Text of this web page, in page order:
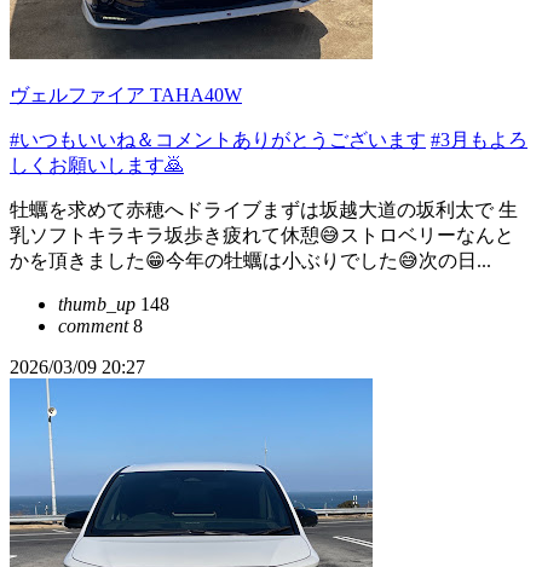
ヴェルファイア TAHA40W
#いつもいいね＆コメントありがとうございます #3月もよろ
しくお願いします🙇
牡蠣を求めて赤穂へドライブまずは坂越大道の坂利太で 生
乳ソフトキラキラ坂歩き疲れて休憩😅ストロベリーなんと
かを頂きました😁今年の牡蠣は小ぶりでした😅次の日...
thumb_up 148
comment8
2026/03/09 20:27